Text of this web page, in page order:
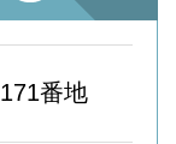
番地